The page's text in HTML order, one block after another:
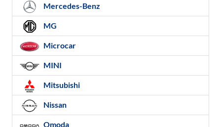
Mercedes-Benz
MG
Microcar
MINI
Mitsubishi
Nissan
Omoda